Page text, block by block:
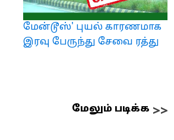
மேன்டூஸ்' புயல் காரணமாக
இரவு பேருந்து சேவை ரத்து
மேலும் படிக்க